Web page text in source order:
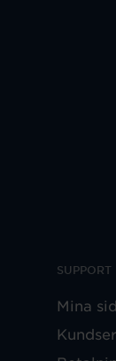
SUPPORT
Mina